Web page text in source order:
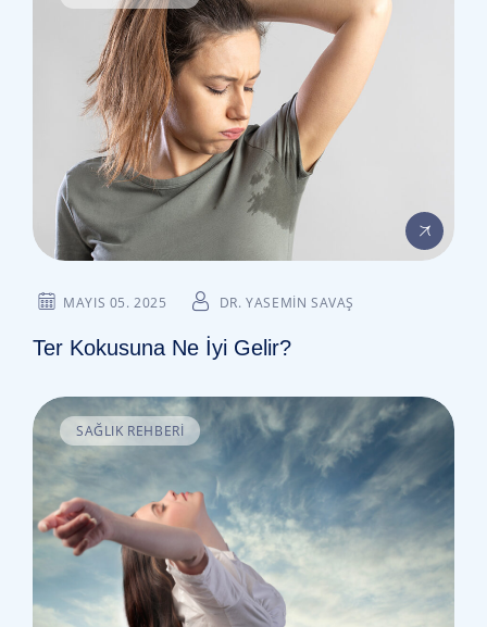
MAYIS 05. 2025 DR. YASEMIN SAVAŞ
Ter Kokusuna Ne İyi Gelir?
SAĞLIK REHBERI